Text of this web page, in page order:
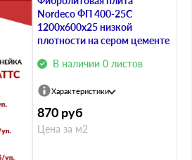
Nordeco ФП 400-25С
1200х600х25 низкой
плотности на сером цементе
В наличии 0 листов
Характеристики
870 руб
Цена за м2